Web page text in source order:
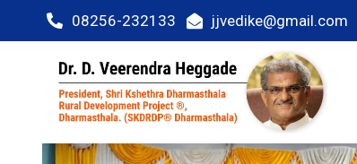
08256-232133 jjvedike@gmail.com